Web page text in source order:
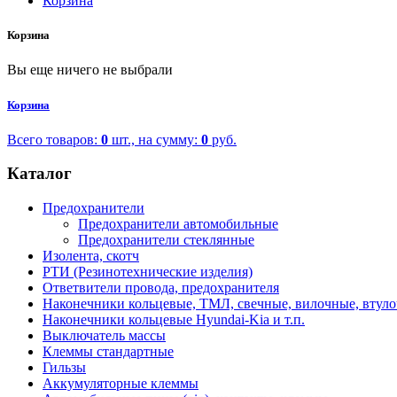
Корзина
Вы еще ничего не выбрали
Корзина
Всего товаров: 0 шт., на сумму: 0 руб.
Каталог
Предохранители
Предохранители автомобильные
Предохранители стеклянные
Изолента, скотч
РТИ (Резинотехнические изделия)
Ответвители провода, предохранителя
Наконечники кольцевые, ТМЛ, свечные, вилочные,
Наконечники кольцевые Hyundai-Kia и т.п.
Выключатель массы
Клеммы стандартные
Гильзы
Аккумуляторные клеммы